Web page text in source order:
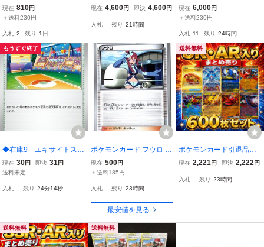
ド セクシーカード ファン
アート
現在 810円
＋送料230円
入札 2 残り 1日
団のアテナ アイリスの闘
2枚セット
現在 4,600円 即決 4,600円
入札 - 残り 21時間
旧裏 トレーナーズVol.5
プロモ 渦巻きホロ
10相当
現在 6,000円
＋送料230円
入札 11 残り 24時間
もうすぐ終了
◆在庫9 エキサイトスタ
ジアム トレーナーズ
スタジアム ポケモンカ
現在 30円 即決 31円
送料未定
入札 - 残り 24分13秒
ポケモンカード フウロ 05
6/059 U BW6 トレーナー
ズ サポート
現在 500円
＋送料185円
入札 - 残り 23時間
最安値を見る
送料無料
ポケモンカード引退品
まとめ売り 約600枚セ
ーマル トレーナーズ アブ
現在 2,221円 即決 2,222円
入札 - 残り 23時間
送料無料 送料無料